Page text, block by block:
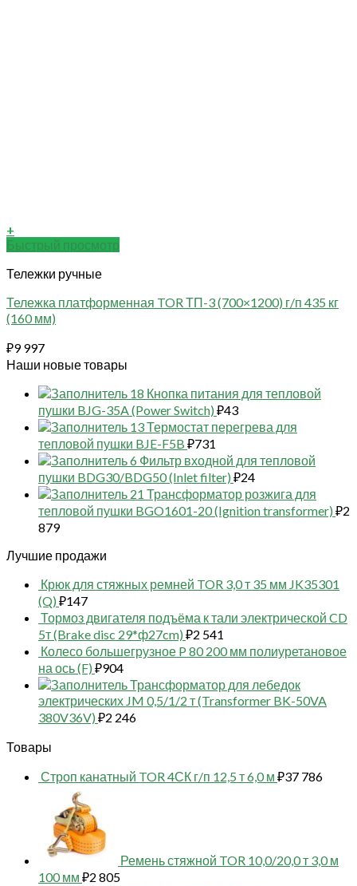
+
Быстрый просмотр
Тележки ручные
Тележка платформенная TOR ТП-3 (700×1200) г/п 435 кг
(160 мм)
₽9 997
Наши новые товары
18 Кнопка питания для тепловой
пушки BJG-35A (Power Switch) ₽43
13 Термостат перегрева для
тепловой пушки BJE-F5B ₽731
6 Фильтр входной для тепловой
пушки BDG30/BDG50 (Inlet filter) ₽24
21 Трансформатор розжига для
тепловой пушки BGO1601-20 (Ignition transformer) ₽2
879
Лучшие продажи
Крюк для стяжных ремней TOR 3,0 т 35 мм JK35301
(Q) ₽147
Тормоз двигателя подъёма к тали электрической CD
5т (Brake disc 29*ф27cm) ₽2 541
Колесо большегрузное P 80 200 мм полиуретановое
на ось (F) ₽904
Трансформатор для лебедок
электрических JM 0,5/1/2 т (Transformer BK-50VA
380V36V) ₽2 246
Товары
Строп канатный TOR 4СК г/п 12,5 т 6,0 м ₽37 786
Ремень стяжной TOR 10,0/20,0 т 3,0 м
100 мм ₽2 805